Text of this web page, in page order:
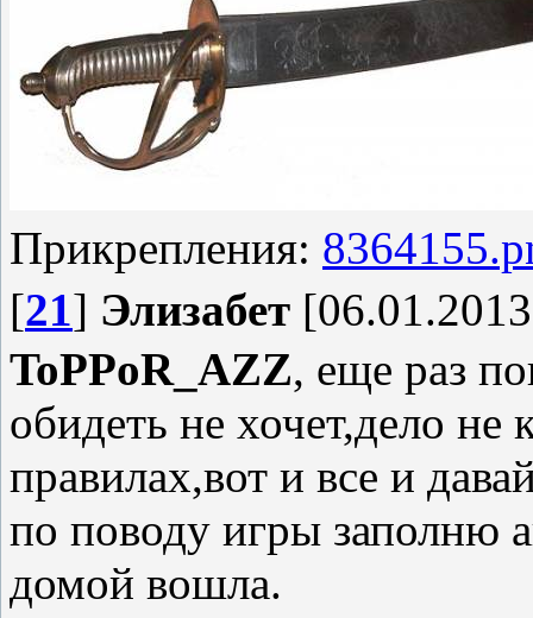
Прикрепления:
[21] Элизабет
ToPPoR_AZZ, еще раз
обидеть не хочет,дело не
правилах,вот и все и
по поводу игры заполню
домой вошла.